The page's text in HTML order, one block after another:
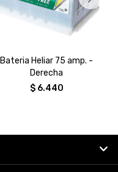
Bateria Heliar 75 amp. -
Derecha
$ 6.440